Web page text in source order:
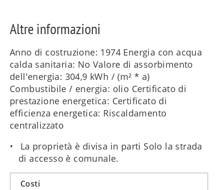
Altre informazioni
Anno di costruzione: 1974 Energia con acqua
calda sanitaria: No Valore di assorbimento
dell'energia: 304,9 kWh / (m² * a)
Combustibile / energia: olio Certificato di
prestazione energetica: Certificato di
efficienza energetica: Riscaldamento
centralizzato
La proprietà è divisa in parti Solo la strada
di accesso è comunale.
Costi